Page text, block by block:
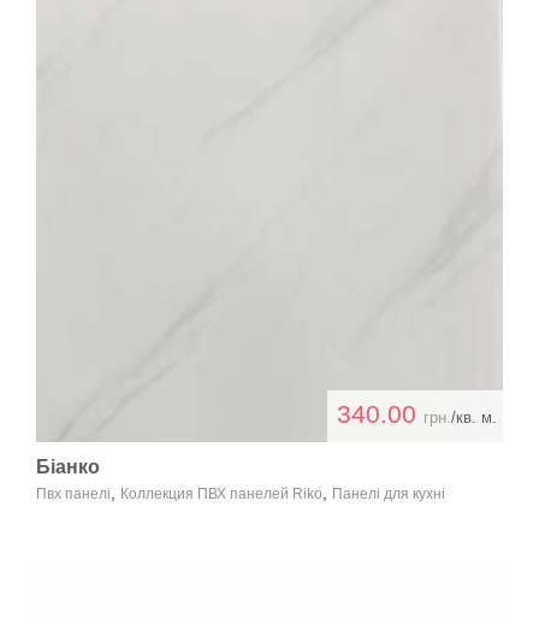
340.00 грн./кв. м.
Біанко
Пвх панелі Коллекция ПВХ панелей Riko Панелі для кухні